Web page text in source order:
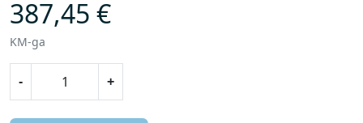
387,45 €
KM-ga
- +